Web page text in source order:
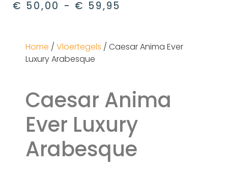
€ 50,00 - € 59,95
Home / Vloertegels / Caesar Anima Ever
Luxury Arabesque
Caesar Anima
Ever Luxury
Arabesque